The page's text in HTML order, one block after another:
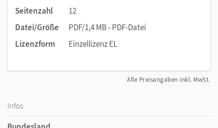
Seitenzahl
12
Datei/Größe
PDF/1,4 MB - PDF-Datei
Lizenzform
Einzellizenz EL
Alle Preisangaben inkl. MwSt.
Infos